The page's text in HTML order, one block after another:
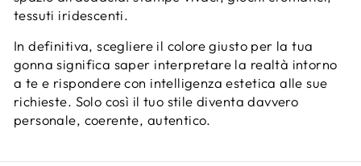
tessuti iridescenti.
In definitiva, scegliere il colore giusto per la tua
gonna significa saper interpretare la realtà intorno
a te e rispondere con intelligenza estetica alle sue
richieste. Solo così il tuo stile diventa davvero
personale, coerente, autentico.